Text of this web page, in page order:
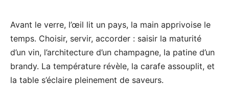
Avant le verre, l’œil lit un pays, la main apprivoise le
temps. Choisir, servir, accorder : saisir la maturité
d’un vin, l’architecture d’un champagne, la patine d’un
brandy. La température révèle, la carafe assouplit, et
la table s’éclaire pleinement de saveurs.